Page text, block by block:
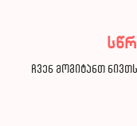
ჩვენ მოგიტანთ